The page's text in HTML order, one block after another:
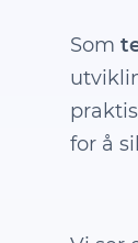
Som
for å